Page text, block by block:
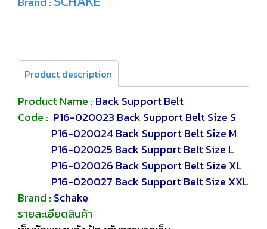
Product description
Product Name : Back Support Belt
Code : P16-020023 Back Support Belt Size S
P16-020024 Back Support Belt Size M
P16-020025 Back Support Belt Size L
P16-020026 Back Support Belt Size XL
P16-020027 Back Support Belt Size XXL
Brand : Schake
รายละเอียดสินค้า